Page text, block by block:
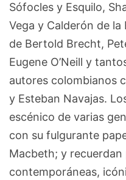
Sófocles y Esquilo,
Vega y Calderón de
de Bertold Brecht,
Eugene O’Neill y
autores colombianos
y Esteban Navajas.
escénico de varias
con su fulgurante
Macbeth; y
contemporáneas,